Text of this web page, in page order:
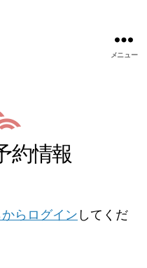
メニュー
約情報
らログイン してくだ